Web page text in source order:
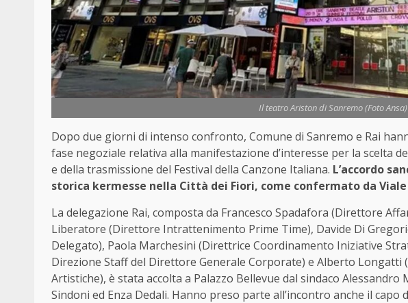
Il teatro Ariston di Sanremo (Foto Ansa)
Dopo due giorni di intenso confronto, Comune di Sanremo e Rai
fase negoziale relativa alla manifestazione d’interesse per la scelta
e della trasmissione del Festival della Canzone Italiana. L’accordo
storica kermesse nella Città dei Fiori, come confermato da
La delegazione Rai, composta da Francesco Spadafora (Direttore
Liberatore (Direttore Intrattenimento Prime Time), Davide Di
Delegato), Paola Marchesini (Direttrice Coordinamento Iniziative
Direzione Staff del Direttore Generale Corporate) e Alberto Longatti
Artistiche), è stata accolta a Palazzo Bellevue dal sindaco
Sindoni ed Enza Dedali. Hanno preso parte all’incontro anche il capo